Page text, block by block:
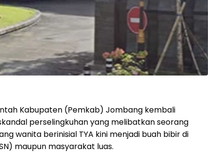
Kabupaten (Pemkab) Jombang kembali
perselingkuhan yang melibatkan seorang
wanita berinisial TYA kini menjadi buah bibir di
maupun masyarakat luas.